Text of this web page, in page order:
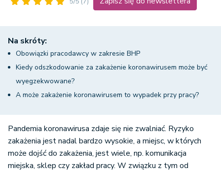
Na skróty:
Obowiązki pracodawcy w zakresie BHP
Kiedy odszkodowanie za zakażenie koronawirusem może być
wyegzekwowane?
A może zakażenie koronawirusem to wypadek przy pracy?
Pandemia koronawirusa zdaje się nie zwalniać. Ryzyko
zakażenia jest nadal bardzo wysokie, a miejsc, w których
może dojść do zakażenia, jest wiele, np. komunikacja
miejska, sklep czy zakład pracy. W związku z tym od